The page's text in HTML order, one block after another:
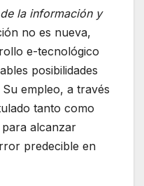
la información y
no es nueva,
e-tecnológico
posibilidades
empleo, a través
tanto como
para alcanzar
predecible en